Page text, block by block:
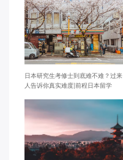
日本研究生考修士到底难不难？过来
人告诉你真实难度|前程日本留学